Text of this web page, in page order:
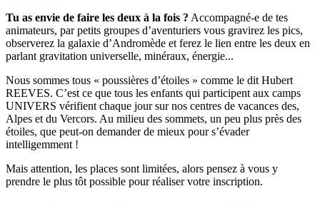
Tu as envie de faire les deux à la fois ? Accompagné-e de tes
animateurs, par petits groupes d’aventuriers vous gravirez les pics,
observerez la galaxie d’Andromède et ferez le lien entre les deux en
parlant gravitation universelle, minéraux, énergie...
Nous sommes tous « poussières d’étoiles » comme le dit Hubert
REEVES. C’est ce que tous les enfants qui participent aux camps
UNIVERS vérifient chaque jour sur nos centres de vacances des,
Alpes et du Vercors. Au milieu des sommets, un peu plus près des
étoiles, que peut-on demander de mieux pour s’évader
intelligemment !
Mais attention, les places sont limitées, alors pensez à vous y
prendre le plus tôt possible pour réaliser votre inscription.